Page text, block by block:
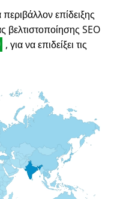
επίδειξης
βελτιστοποίησης SEO
, για να επιδείξει τις